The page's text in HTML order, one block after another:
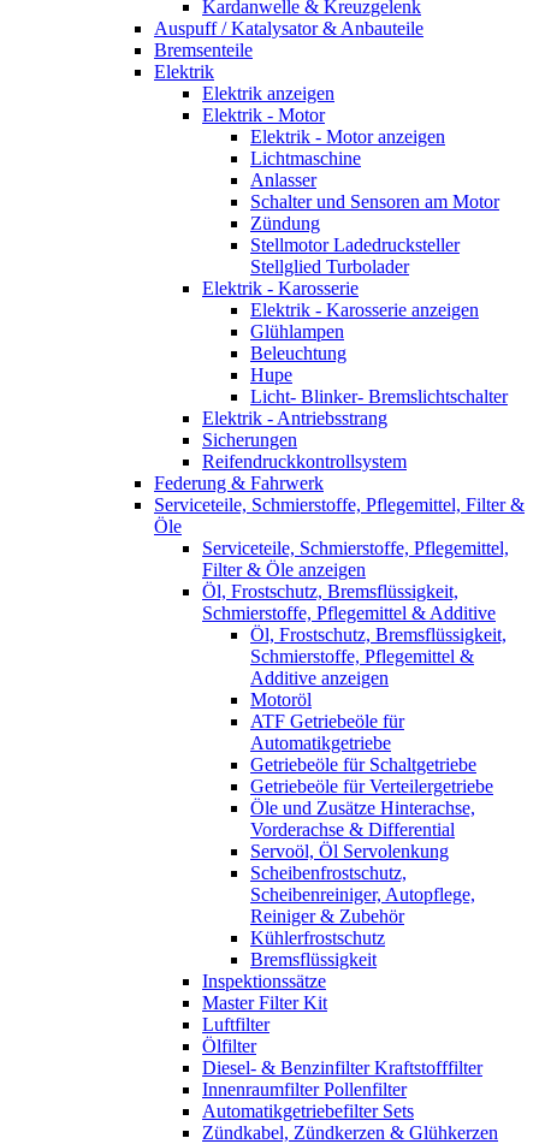
Kardanwelle & Kreuzgelenk
Auspuff / Katalysator & Anbauteile
Bremsenteile
Elektrik
Elektrik anzeigen
Elektrik - Motor
Elektrik - Motor anzeigen
Lichtmaschine
Anlasser
Schalter und Sensoren am Motor
Zündung
Stellmotor Ladedrucksteller
Stellglied Turbolader
Elektrik - Karosserie
Elektrik - Karosserie anzeigen
Glühlampen
Beleuchtung
Hupe
Licht- Blinker- Bremslichtschalter
Elektrik - Antriebsstrang
Sicherungen
Reifendruckkontrollsystem
Federung & Fahrwerk
Serviceteile, Schmierstoffe, Pflegemittel, Filter &
Öle
Serviceteile, Schmierstoffe, Pflegemittel,
Filter & Öle anzeigen
Öl, Frostschutz, Bremsflüssigkeit,
Schmierstoffe, Pflegemittel & Additive
Öl, Frostschutz, Bremsflüssigkeit,
Schmierstoffe, Pflegemittel &
Additive anzeigen
Motoröl
ATF Getriebeöle für
Automatikgetriebe
Getriebeöle für Schaltgetriebe
Getriebeöle für Verteilergetriebe
Öle und Zusätze Hinterachse,
Vorderachse & Differential
Servoöl, Öl Servolenkung
Scheibenfrostschutz,
Scheibenreiniger, Autopflege,
Reiniger & Zubehör
Kühlerfrostschutz
Bremsflüssigkeit
Inspektionssätze
Master Filter Kit
Luftfilter
Ölfilter
Diesel- & Benzinfilter Kraftstofffilter
Innenraumfilter Pollenfilter
Automatikgetriebefilter Sets
Zündkabel, Zündkerzen & Glühkerzen